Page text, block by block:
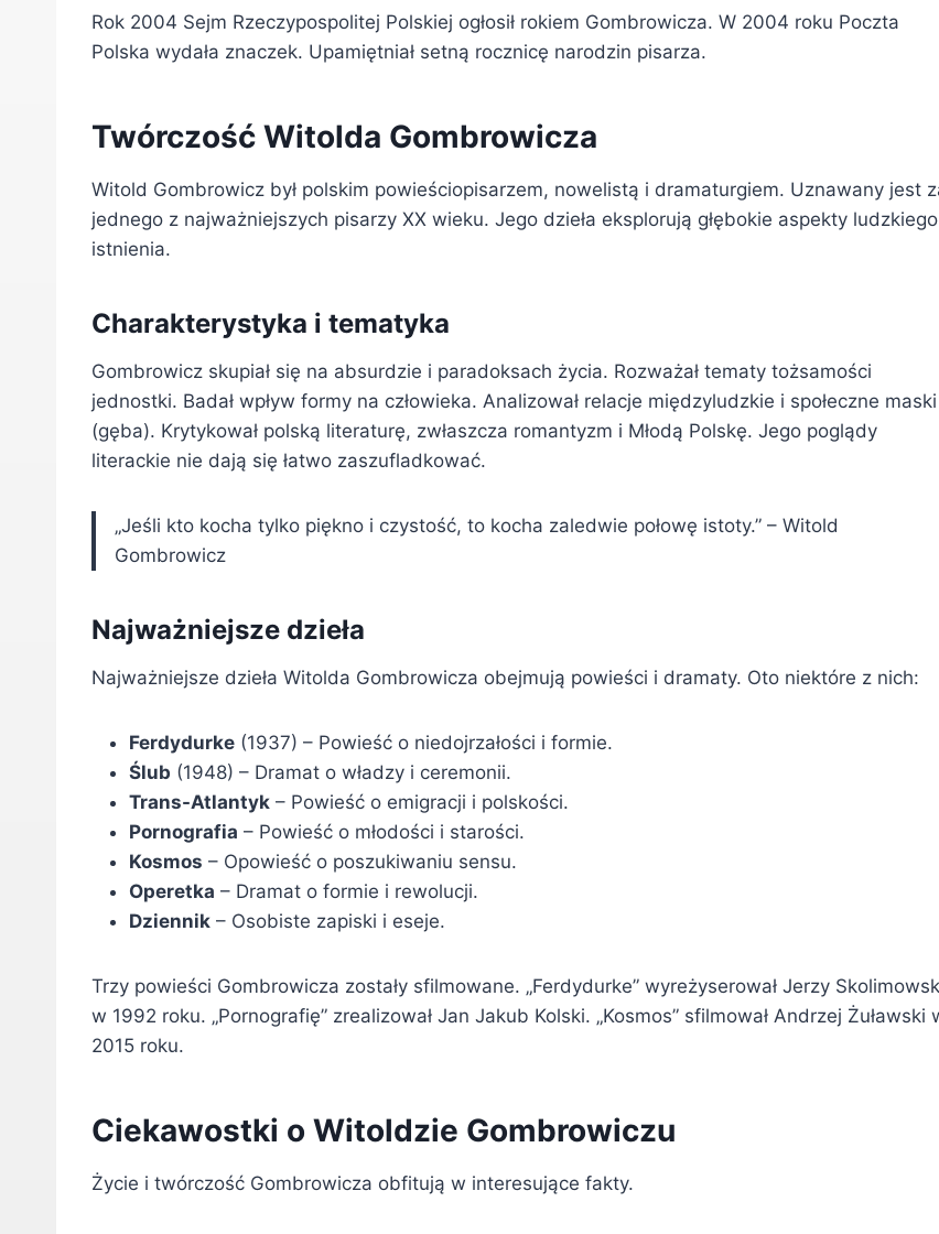
Rok 2004 Sejm Rzeczypospolitej Polskiej ogłosił rokiem Gombrowicza. W 2004 roku Poczta
Polska wydała znaczek. Upamiętniał setną rocznicę narodzin pisarza.
Twórczość Witolda Gombrowicza
Witold Gombrowicz był polskim powieściopisarzem, nowelistą i dramaturgiem. Uznawany jest
jednego z najważniejszych pisarzy XX wieku. Jego dzieła eksplorują głębokie aspekty ludzkiego
istnienia.
Charakterystyka i tematyka
Gombrowicz skupiał się na absurdzie i paradoksach życia. Rozważał tematy tożsamości
jednostki. Badał wpływ formy na człowieka. Analizował relacje międzyludzkie i społeczne maski
(gęba). Krytykował polską literaturę, zwłaszcza romantyzm i Młodą Polskę. Jego poglądy
literackie nie dają się łatwo zaszufladkować.
„Jeśli kto kocha tylko piękno i czystość, to kocha zaledwie połowę istoty.” – Witold
Gombrowicz
Najważniejsze dzieła
Najważniejsze dzieła Witolda Gombrowicza obejmują powieści i dramaty. Oto niektóre z nich:
Ferdydurke (1937) – Powieść o niedojrzałości i formie.
Ślub (1948) – Dramat o władzy i ceremonii.
Trans-Atlantyk – Powieść o emigracji i polskości.
Pornografia – Powieść o młodości i starości.
Kosmos – Opowieść o poszukiwaniu sensu.
Operetka – Dramat o formie i rewolucji.
Dziennik – Osobiste zapiski i eseje.
Trzy powieści Gombrowicza zostały sfilmowane. „Ferdydurke” wyreżyserował Jerzy
w 1992 roku. „Pornografię” zrealizował Jan Jakub Kolski. „Kosmos” sfilmował Andrzej Żuławski
2015 roku.
Ciekawostki o Witoldzie Gombrowiczu
Życie i twórczość Gombrowicza obfitują w interesujące fakty.